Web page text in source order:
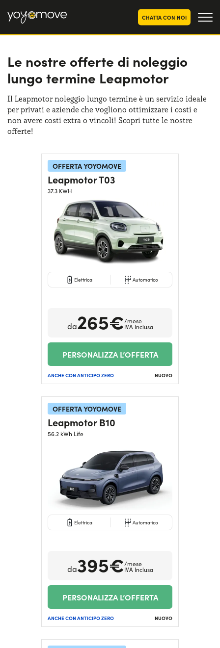
CHATTA CON NOI
OFFERTE NOLEGGIO
LUNGO TERMINE
Privati
Aziende e P.IVA
OFFERTE NOLEGGIO
AUTO USATE
CHI SIAMO
La nostra storia
COME FUNZIONA
PERCHÉ CONVIENE
Serve assistenza?
Le nostre offerte di noleggio
lungo termine Leapmotor
Il Leapmotor noleggio lungo termine è un servizio ideale
per privati e aziende che vogliono ottimizzare i costi e
non avere costi extra o vincoli! Scopri tutte le nostre
offerte!
OFFERTA YOYOMOVE
Leapmotor T03
37.3 KWH
Elettrica Automatico
da265€/mese
IVA Inclusa
PERSONALIZZA L’OFFERTA
ANCHE CON ANTICIPO ZERO NUOVO
OFFERTA YOYOMOVE
Leapmotor B10
56.2 kWh Life
Elettrica Automatico
da395€/mese
IVA Inclusa
PERSONALIZZA L’OFFERTA
ANCHE CON ANTICIPO ZERO NUOVO